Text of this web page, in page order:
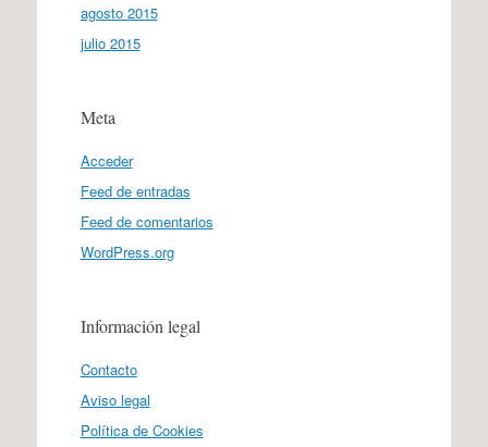
agosto 2015
julio 2015
Meta
Acceder
Feed de entradas
Feed de comentarios
WordPress.org
Información legal
Contacto
Aviso legal
Política de Cookies